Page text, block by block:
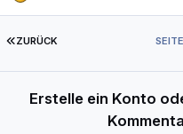
ERSTE SEITE
ZURÜCK
Erstelle ein Konto